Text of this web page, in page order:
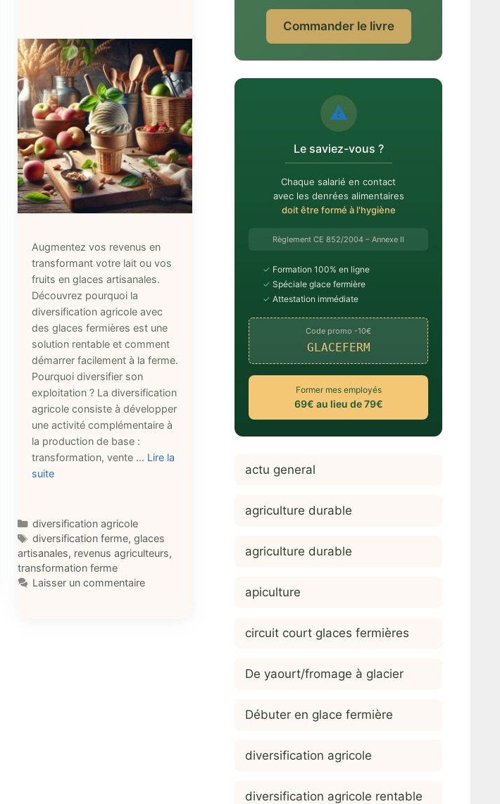
Augmentez vos revenus en
transformant votre lait ou vos
fruits en glaces artisanales.
Découvrez pourquoi la
diversification agricole avec
des glaces fermières est une
solution rentable et comment
démarrer facilement à la ferme.
Pourquoi diversifier son
exploitation ? La diversification
agricole consiste à développer
une activité complémentaire à
la production de base :
transformation, vente … Lire la
suite
Catégories
diversification agricole
Étiquettes
diversification ferme,glaces
artisanales, revenus agriculteurs,
transformation ferme
Laisser un commentaire
Commander le livre
⚠️
Le saviez-vous ?
Chaque salarié en contact
avec les denrées alimentaires
doit être formé à l'hygiène
Règlement CE 852/2004 – Annexe II
✓ Formation 100% en ligne
✓ Spéciale glace fermière
✓ Attestation immédiate
Code promo -10€
GLACEFERM
Former mes employés
69€ au lieu de 79€
actu general
agriculture durable
agriculture durable
apiculture
circuit court glaces fermières
De yaourt/fromage à glacier
Débuter en glace fermière
diversification agricole
diversification agricole rentable